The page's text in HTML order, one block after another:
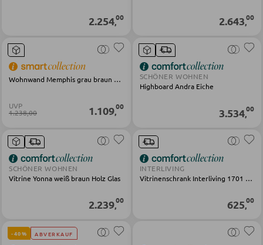
WOHNZIMMERTISCHE
Couchtische
SESSEL
Polstersessel
Relaxsessel
Ohrensessel
Fernsehsessel
2.254,00 2.643,00
Wohnwand Memphis grau braun Eiche
UVP
1.238,00 1.109,00
SCHÖNER WOHNEN
Highboard Andra Eiche
3.534,00
SCHÖNER WOHNEN
Vitrine Yonna weiß braun Holz Glas
2.239,00
INTERLIVING
Vitrinenschrank Interliving 1701 Eiche anthrazit
625,00
-40% ABVERKAUF